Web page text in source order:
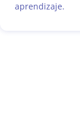
aprendizaje.